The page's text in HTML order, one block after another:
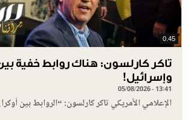
0.45
تاكر كارلسون: هناك روابط خفية بين
وإسرائيل!
05/08/2026 - 13:41
الإعلامي الأمريكي تاكر كارلسون: “الروابط بين